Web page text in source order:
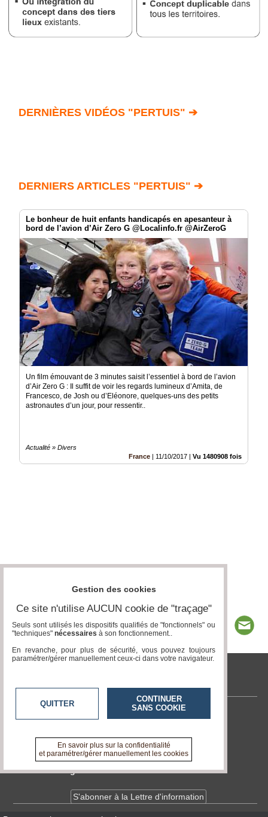
DERNIÈRES VIDÉOS "PERTUIS" ➔
DERNIERS ARTICLES "PERTUIS" ➔
Le bonheur de huit enfants handicapés en apesanteur à
bord de l’avion d’Air Zero G @Localinfo.fr @AirZeroG
Un film émouvant de 3 minutes saisit l’essentiel à bord de l’avion
d’Air Zero G : Il suffit de voir les regards lumineux d’Amita, de
Francesco, de Josh ou d’Eléonore, quelques-uns des petits
astronautes d’un jour, pour ressentir..
Actualité » Divers
France
11/10/2017 Vu 1480908 fois
tvlocale.fr
Contactez-nous
A propos de tvlocale.fr
Devenir délégué
S'abonner à la Lettre d'information
Gestion des cookies
Ce site n'utilise AUCUN cookie de "traçage"
Seuls sont utilisés les dispositifs qualifiés de "fonctionnels" ou
"techniques" nécessaires à son fonctionnement..
En revanche, pour plus de sécurité, vous pouvez toujours
paramétrer/gérer manuellement ceux-ci dans votre navigateur.
QUITTER
CONTINUER
SANS COOKIE
En savoir plus sur la confidentialité
et paramétrer/gérer manuellement les cookies